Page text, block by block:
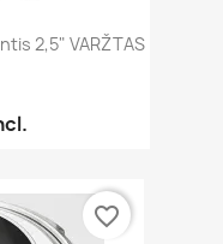
2,5" VARŽTAS
favorite_border